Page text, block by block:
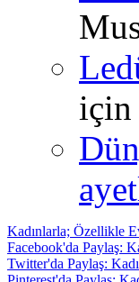
için
Kadınlarla; Özellikle
Facebook'da Paylaş:
Twitter'da Paylaş: